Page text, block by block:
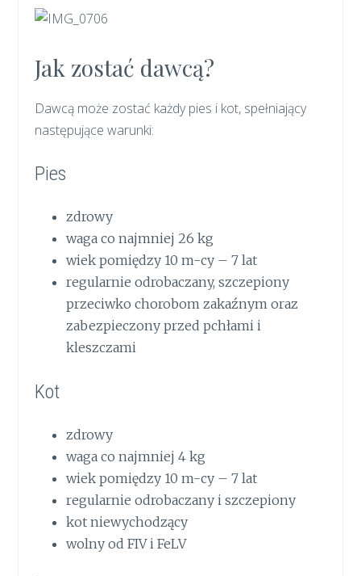
Jak zostać dawcą?
Dawcą może zostać każdy pies i kot, spełniający
następujące warunki:
Pies
zdrowy
waga co najmniej 26 kg
wiek pomiędzy 10 m-cy – 7 lat
regularnie odrobaczany, szczepiony
przeciwko chorobom zakaźnym oraz
zabezpieczony przed pchłami i
kleszczami
Kot
zdrowy
waga co najmniej 4 kg
wiek pomiędzy 10 m-cy – 7 lat
regularnie odrobaczany i szczepiony
kot niewychodzący
wolny od FIV i FeLV